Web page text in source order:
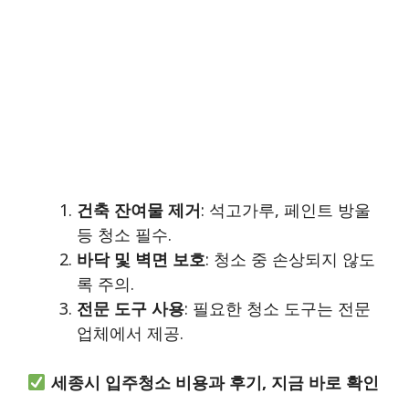
건축 잔여물 제거: 석고가루, 페인트 방울
등 청소 필수.
바닥 및 벽면 보호: 청소 중 손상되지 않도
록 주의.
전문 도구 사용: 필요한 청소 도구는 전문
업체에서 제공.
세종시 입주청소 비용과 후기, 지금 바로 확인